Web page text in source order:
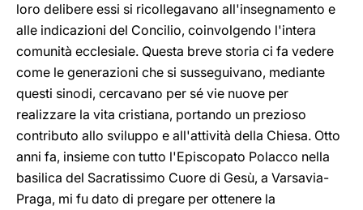
loro delibere essi si ricollegavano all'insegnamento e
alle indicazioni del Concilio, coinvolgendo l'intera
comunità ecclesiale. Questa breve storia ci fa vedere
come le generazioni che si susseguivano, mediante
questi sinodi, cercavano per sé vie nuove per
realizzare la vita cristiana, portando un prezioso
contributo allo sviluppo e all'attività della Chiesa. Otto
anni fa, insieme con tutto l'Episcopato Polacco nella
basilica del Sacratissimo Cuore di Gesù, a Varsavia-
Praga, mi fu dato di pregare per ottenere la